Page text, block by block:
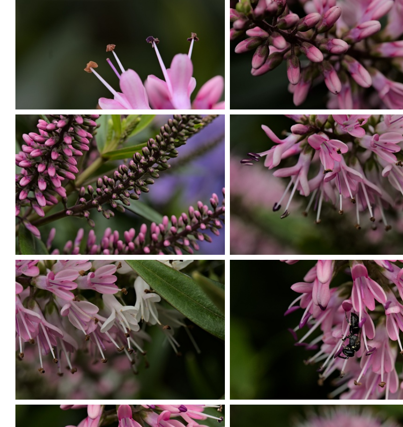
P7099811 P7099812
P7099814 P7099817
P7099819 P7099822